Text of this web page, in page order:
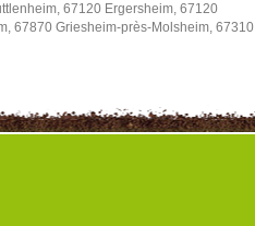
67120 Ergersheim, 67120
67870 Griesheim-près-Molsheim, 67310